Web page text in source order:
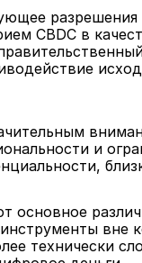
CBDC в
и
основное
вне
технически